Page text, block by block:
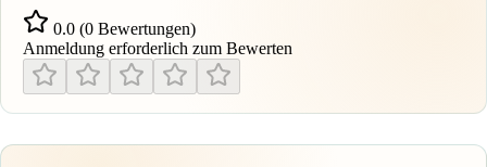
0.0 (0 Bewertungen)
Anmeldung erforderlich zum Bewerten